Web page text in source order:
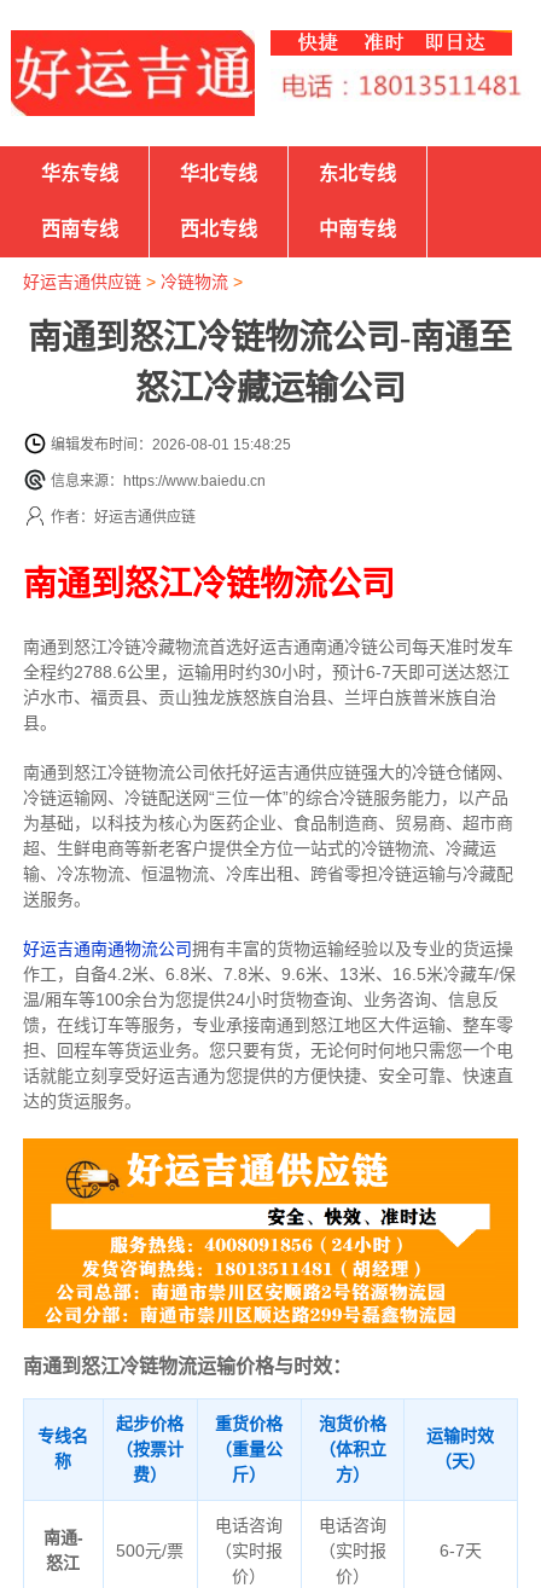
华东专线 华北专线 东北专线
西南专线 西北专线 中南专线
好运吉通供应链> 冷链物流>
南通到怒江冷链物流公司-南通至
怒江冷藏运输公司
编辑发布时间：2026-08-01 15:48:25
信息来源：https://www.baiedu.cn
作者：好运吉通供应链
南通到怒江冷链物流公司
南通到怒江冷链冷藏物流首选好运吉通南通冷链公司每天准时发车
全程约2788.6公里，运输用时约30小时，预计6-7天即可送达怒江
泸水市、福贡县、贡山独龙族怒族自治县、兰坪白族普米族自治
县。
南通到怒江冷链物流公司依托好运吉通供应链强大的冷链仓储网、
冷链运输网、冷链配送网“三位一体”的综合冷链服务能力，以产品
为基础，以科技为核心为医药企业、食品制造商、贸易商、超市商
超、生鲜电商等新老客户提供全方位一站式的冷链物流、冷藏运
输、冷冻物流、恒温物流、冷库出租、跨省零担冷链运输与冷藏配
送服务。
好运吉通南通物流公司拥有丰富的货物运输经验以及专业的货运操
作工，自备4.2米、6.8米、7.8米、9.6米、13米、16.5米冷藏车/保
温/厢车等100余台为您提供24小时货物查询、业务咨询、信息反
馈，在线订车等服务， 专业承接南通到怒江地区大件运输、整车零
担、回程车等货运业务。 您只要有货，无论何时何地只需您一个电
话就能立刻享受好运吉通为您提供的方便快捷、安全可靠、快速直
达的货运服务。
南通到怒江冷链物流运输价格与时效：
专线名
称
起步价格
（按票计
费）
重货价格
（重量公
斤）
泡货价格
（体积立
方）
运输时效
（天）
南通-
怒江
500元/票
电话咨询
（实时报
价）
电话咨询
（实时报
价）
6-7天